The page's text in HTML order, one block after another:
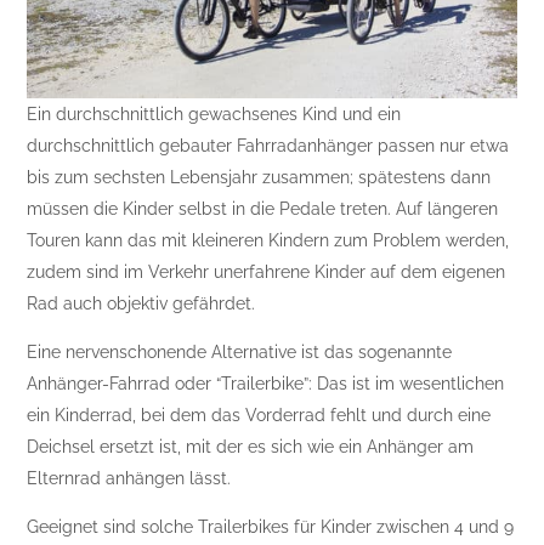
Ein durchschnittlich gewachsenes Kind und ein
durchschnittlich gebauter Fahrradanhänger passen nur etwa
bis zum sechsten Lebensjahr zusammen; spätestens dann
müssen die Kinder selbst in die Pedale treten. Auf längeren
Touren kann das mit kleineren Kindern zum Problem werden,
zudem sind im Verkehr unerfahrene Kinder auf dem eigenen
Rad auch objektiv gefährdet.
Eine nervenschonende Alternative ist das sogenannte
Anhänger-Fahrrad oder “Trailerbike”: Das ist im wesentlichen
ein Kinderrad, bei dem das Vorderrad fehlt und durch eine
Deichsel ersetzt ist, mit der es sich wie ein Anhänger am
Elternrad anhängen lässt.
Geeignet sind solche Trailerbikes für Kinder zwischen 4 und 9